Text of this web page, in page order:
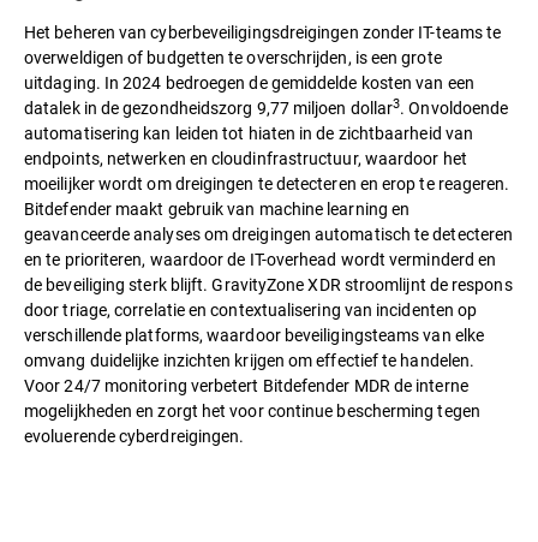
Het beheren van cyberbeveiligingsdreigingen zonder IT-teams te
overweldigen of budgetten te overschrijden, is een grote
uitdaging. In 2024 bedroegen de gemiddelde kosten van een
datalek in de gezondheidszorg 9,77 miljoen dollar3. Onvoldoende
automatisering kan leiden tot hiaten in de zichtbaarheid van
endpoints, netwerken en cloudinfrastructuur, waardoor het
moeilijker wordt om dreigingen te detecteren en erop te reageren.
Bitdefender maakt gebruik van machine learning en
geavanceerde analyses om dreigingen automatisch te detecteren
en te prioriteren, waardoor de IT-overhead wordt verminderd en
de beveiliging sterk blijft. GravityZone XDR stroomlijnt de respons
door triage, correlatie en contextualisering van incidenten op
verschillende platforms, waardoor beveiligingsteams van elke
omvang duidelijke inzichten krijgen om effectief te handelen.
Voor 24/7 monitoring verbetert Bitdefender MDR de interne
mogelijkheden en zorgt het voor continue bescherming tegen
evoluerende cyberdreigingen.